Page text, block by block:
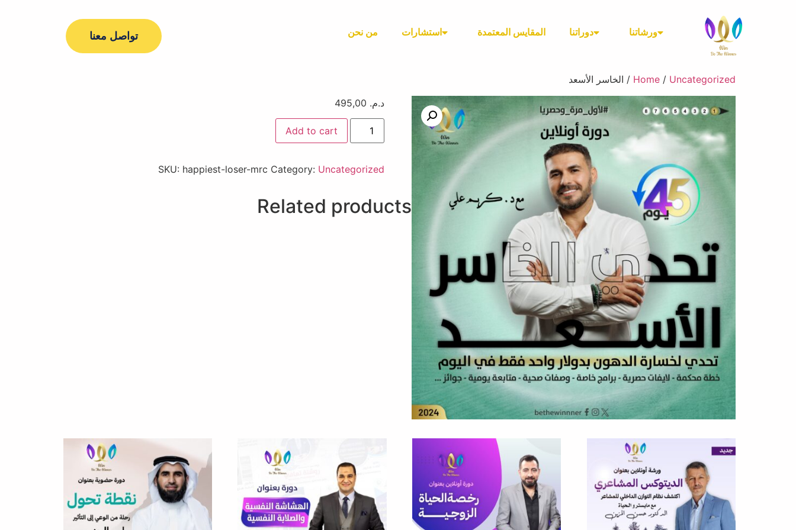
من نحن استشارات المقايس المعتمدة دوراتنا ورشاتنا تواصل معنا
Home / Uncategorized
/ الخاسر الأسعد
د.م.
Add to cart
SKU: happiest-loser-mrc Category: Uncategorized
Related products